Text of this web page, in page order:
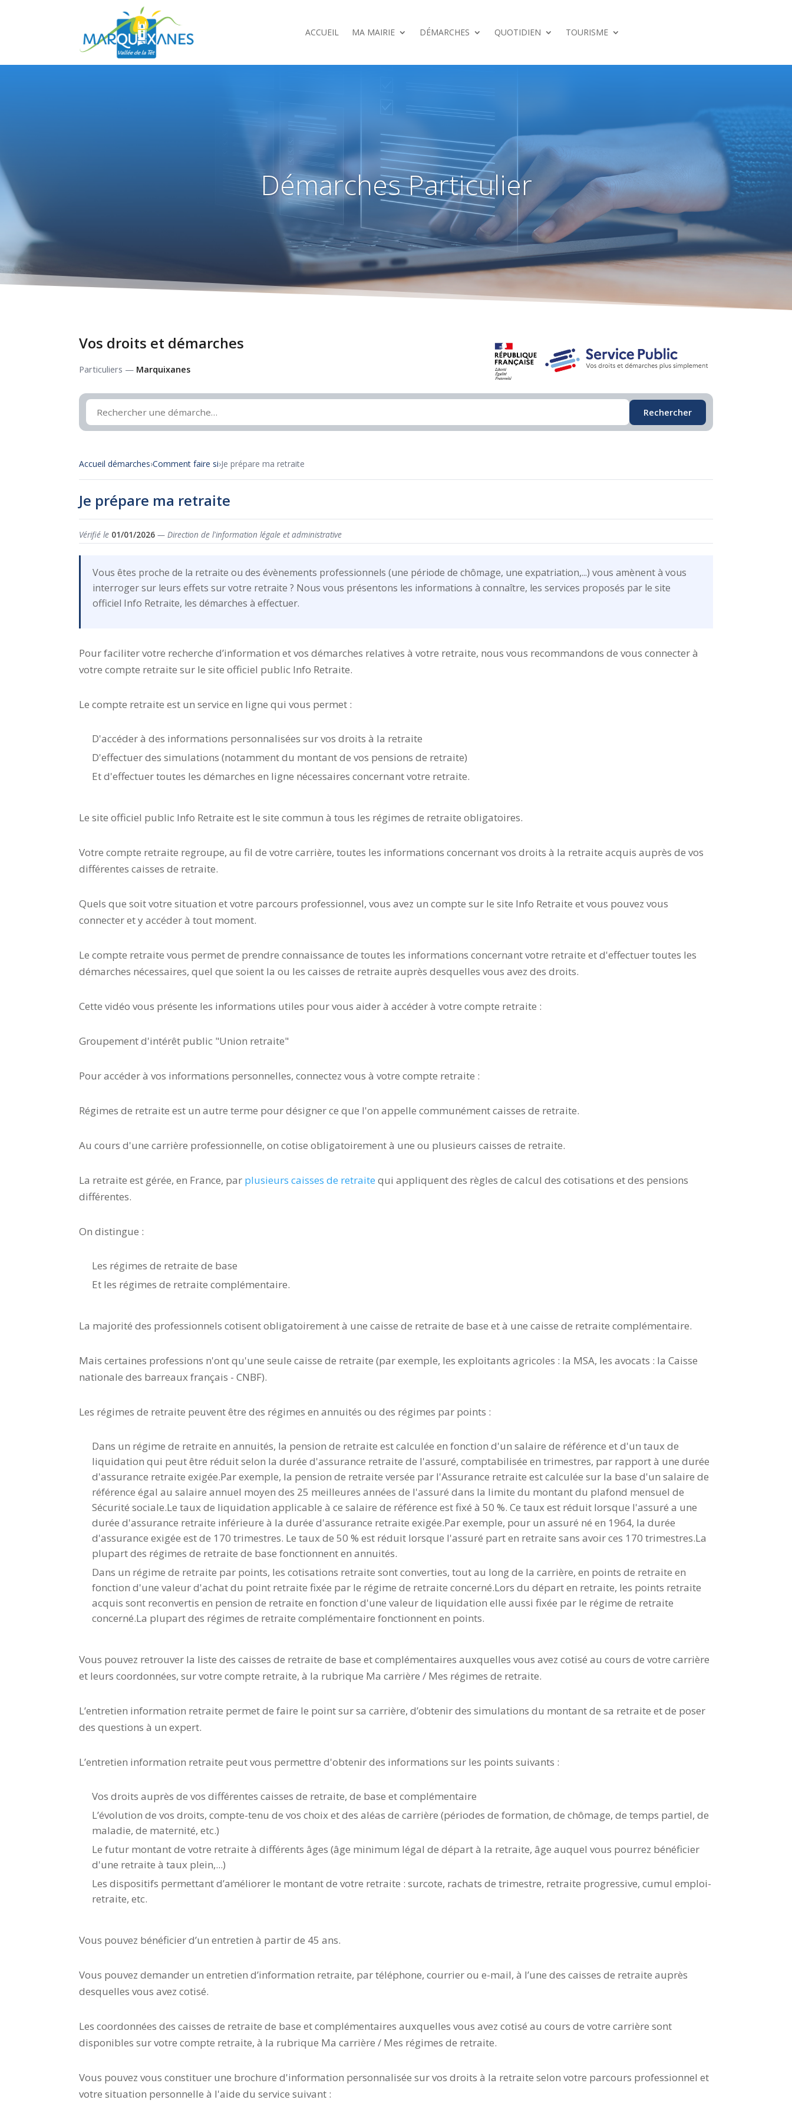
ACCUEIL MA MAIRIE DÉMARCHES QUOTIDIEN TOURISME
Démarches Particulier
Vos droits et démarches
Particuliers — Marquixanes
Rechercher
Accueil démarches›Comment faire si›Je prépare ma retraite
Je prépare ma retraite
Vérifié le 01/01/2026 — Direction de l'information légale et administrative
Vous êtes proche de la retraite ou des évènements professionnels (une période de chômage, une expatriation,...) vous amènent à vous
interroger sur leurs effets sur votre retraite ? Nous vous présentons les informations à connaître, les services proposés par le site
officiel Info Retraite, les démarches à effectuer.
Pour faciliter votre recherche d’information et vos démarches relatives à votre retraite, nous vous recommandons de vous connecter à
votre compte retraite sur le site officiel public Info Retraite.
Le compte retraite est un service en ligne qui vous permet :
D'accéder à des informations personnalisées sur vos droits à la retraite
D'effectuer des simulations (notamment du montant de vos pensions de retraite)
Et d'effectuer toutes les démarches en ligne nécessaires concernant votre retraite.
Le site officiel public Info Retraite est le site commun à tous les régimes de retraite obligatoires.
Votre compte retraite regroupe, au fil de votre carrière, toutes les informations concernant vos droits à la retraite acquis auprès de vos
différentes caisses de retraite.
Quels que soit votre situation et votre parcours professionnel, vous avez un compte sur le site Info Retraite et vous pouvez vous
connecter et y accéder à tout moment.
Le compte retraite vous permet de prendre connaissance de toutes les informations concernant votre retraite et d'effectuer toutes les
démarches nécessaires, quel que soient la ou les caisses de retraite auprès desquelles vous avez des droits.
Cette vidéo vous présente les informations utiles pour vous aider à accéder à votre compte retraite :
Groupement d'intérêt public "Union retraite"
Pour accéder à vos informations personnelles, connectez vous à votre compte retraite :
Régimes de retraite est un autre terme pour désigner ce que l'on appelle communément caisses de retraite.
Au cours d'une carrière professionnelle, on cotise obligatoirement à une ou plusieurs caisses de retraite.
La retraite est gérée, en France, par plusieurs caisses de retraite qui appliquent des règles de calcul des cotisations et des pensions
différentes.
On distingue :
Les régimes de retraite de base
Et les régimes de retraite complémentaire.
La majorité des professionnels cotisent obligatoirement à une caisse de retraite de base et à une caisse de retraite complémentaire.
Mais certaines professions n'ont qu'une seule caisse de retraite (par exemple, les exploitants agricoles : la MSA, les avocats : la Caisse
nationale des barreaux français - CNBF).
Les régimes de retraite peuvent être des régimes en annuités ou des régimes par points :
Dans un régime de retraite en annuités, la pension de retraite est calculée en fonction d'un salaire de référence et d'un taux de
liquidation qui peut être réduit selon la durée d'assurance retraite de l'assuré, comptabilisée en trimestres, par rapport à une durée
d'assurance retraite exigée.Par exemple, la pension de retraite versée par l'Assurance retraite est calculée sur la base d'un salaire de
référence égal au salaire annuel moyen des 25 meilleures années de l'assuré dans la limite du montant du plafond mensuel de
Sécurité sociale.Le taux de liquidation applicable à ce salaire de référence est fixé à 50 %. Ce taux est réduit lorsque l'assuré a une
durée d'assurance retraite inférieure à la durée d'assurance retraite exigée.Par exemple, pour un assuré né en 1964, la durée
d'assurance exigée est de 170 trimestres. Le taux de 50 % est réduit lorsque l'assuré part en retraite sans avoir ces 170 trimestres.La
plupart des régimes de retraite de base fonctionnent en annuités.
Dans un régime de retraite par points, les cotisations retraite sont converties, tout au long de la carrière, en points de retraite en
fonction d'une valeur d'achat du point retraite fixée par le régime de retraite concerné.Lors du départ en retraite, les points retraite
acquis sont reconvertis en pension de retraite en fonction d'une valeur de liquidation elle aussi fixée par le régime de retraite
concerné.La plupart des régimes de retraite complémentaire fonctionnent en points.
Vous pouvez retrouver la liste des caisses de retraite de base et complémentaires auxquelles vous avez cotisé au cours de votre carrière
et leurs coordonnées, sur votre compte retraite, à la rubrique Ma carrière / Mes régimes de retraite.
L’entretien information retraite permet de faire le point sur sa carrière, d’obtenir des simulations du montant de sa retraite et de poser
des questions à un expert.
L’entretien information retraite peut vous permettre d'obtenir des informations sur les points suivants :
Vos droits auprès de vos différentes caisses de retraite, de base et complémentaire
L’évolution de vos droits, compte-tenu de vos choix et des aléas de carrière (périodes de formation, de chômage, de temps partiel, de
maladie, de maternité, etc.)
Le futur montant de votre retraite à différents âges (âge minimum légal de départ à la retraite, âge auquel vous pourrez bénéficier
d'une retraite à taux plein,...)
Les dispositifs permettant d’améliorer le montant de votre retraite : surcote, rachats de trimestre, retraite progressive, cumul emploi-
retraite, etc.
Vous pouvez bénéficier d’un entretien à partir de 45 ans.
Vous pouvez demander un entretien d’information retraite, par téléphone, courrier ou e-mail, à l’une des caisses de retraite auprès
desquelles vous avez cotisé.
Les coordonnées des caisses de retraite de base et complémentaires auxquelles vous avez cotisé au cours de votre carrière sont
disponibles sur votre compte retraite, à la rubrique Ma carrière / Mes régimes de retraite.
Vous pouvez vous constituer une brochure d'information personnalisée sur vos droits à la retraite selon votre parcours professionnel et
votre situation personnelle à l'aide du service suivant :